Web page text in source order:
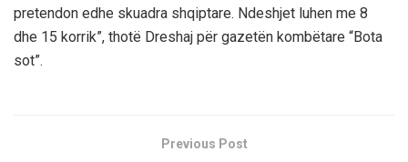
pretendon edhe skuadra shqiptare. Ndeshjet luhen me 8
dhe 15 korrik”, thotë Dreshaj për gazetën kombëtare “Bota
sot”.
Previous Post